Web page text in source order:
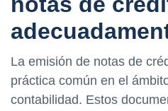
La emisión de notas de
práctica común en el
contabilidad. Estos